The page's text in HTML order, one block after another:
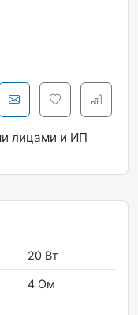
лицами и ИП
20 Вт
4 Ом